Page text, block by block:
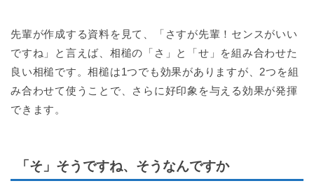
先輩が作成する資料を見て、「さすが先輩！センスがいい
ですね」と言えば、相槌の「さ」と「せ」を組み合わせた
良い相槌です。相槌は1つでも効果がありますが、2つを組
み合わせて使うことで、さらに好印象を与える効果が発揮
できます。
「そ」そうですね、そうなんですか